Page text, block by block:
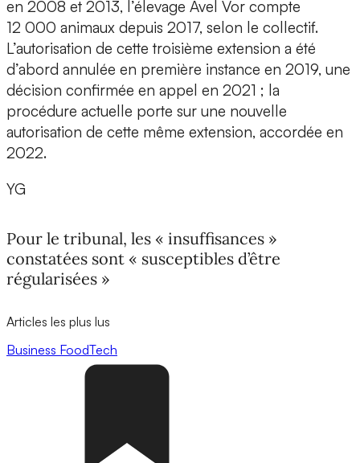
en 2008 et 2013, l’élevage Avel Vor compte
12 000 animaux depuis 2017, selon le collectif.
L’autorisation de cette troisième extension a été
d’abord annulée en première instance en 2019, une
décision confirmée en appel en 2021 ; la
procédure actuelle porte sur une nouvelle
autorisation de cette même extension, accordée en
2022.
YG
Pour le tribunal, les « insuffisances »
constatées sont « susceptibles d’être
régularisées »
Articles les plus lus
Business FoodTech